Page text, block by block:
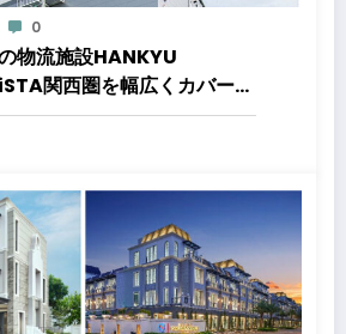
0
物流施設HANKYU
関西圏を幅広くカバーで
な物流施設が誕生「ロジス
ジスタ京都伏見」が竣工し